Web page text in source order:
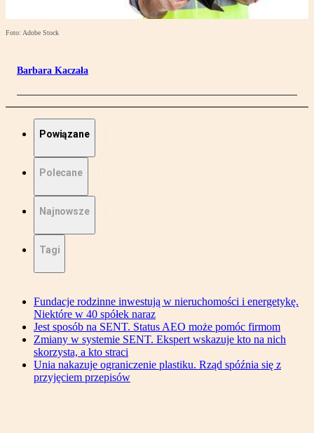
Foto: Adobe Stock
Barbara Kaczała
Powiązane
Polecane
Najnowsze
Tagi
Fundacje rodzinne inwestują w nieruchomości i energetykę.
Niektóre w 40 spółek naraz
Jest sposób na SENT. Status AEO może pomóc firmom
Zmiany w systemie SENT. Ekspert wskazuje kto na nich
skorzysta, a kto straci
Unia nakazuje ograniczenie plastiku. Rząd spóźnia się z
przyjęciem przepisów